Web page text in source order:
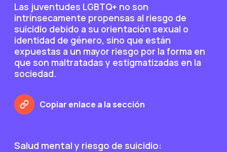
Las juventudes LGBTQ+ no son
intrínsecamente propensas al riesgo de
suicidio debido a su orientación sexual o
identidad de género, sino que están
expuestas a un mayor riesgo por la forma en
que son maltratadas y estigmatizadas en la
sociedad.
Copiar enlace a la sección
Salud mental y riesgo de suicidio: